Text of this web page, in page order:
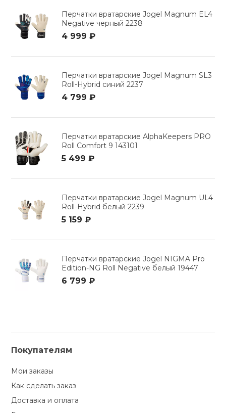
Перчатки вратарские Jogel Magnum EL4
Negative черный 2238
4 999 ₽
Перчатки вратарские Jogel Magnum SL3
Roll-Hybrid синий 2237
4 799 ₽
Перчатки вратарские AlphaKeepers PRO
Roll Comfort 9 143101
5 499 ₽
Перчатки вратарские Jogel Magnum UL4
Roll-Hybrid белый 2239
5 159 ₽
Перчатки вратарские Jogel NIGMA Pro
Edition-NG Roll Negative белый 19447
6 799 ₽
Покупателям
Мои заказы
Как сделать заказ
Доставка и оплата